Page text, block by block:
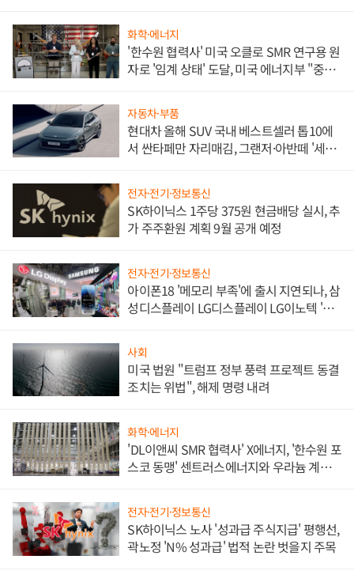
화학·에너지
'한수원 협력사' 미국 오클로 SMR 연구용 원
자로 '임계 상태' 도달, 미국 에너지부 "중요
자동차·부품
현대차 올해 SUV 국내 베스트셀러 톱10에
서 싼타페만 자리매김, 그랜저·아반떼 '세단
전자·전기·정보통신
SK하이닉스 1주당 375원 현금배당 실시, 추
가 주주환원 계획 9월 공개 예정
전자·전기·정보통신
아이폰18 '메모리 부족'에 출시 지연되나, 삼
성디스플레이 LG디스플레이 LG이노텍 '탈
사회
미국 법원 "트럼프 정부 풍력 프로젝트 동결
조치는 위법", 해제 명령 내려
화학·에너지
'DL이앤씨 SMR 협력사' X에너지, '한수원 포
스코 동맹' 센트러스에너지와 우라늄 계약
전자·전기·정보통신
SK하이닉스 노사 '성과급 주식지급' 평행선,
곽노정 'N% 성과급' 법적 논란 벗을지 주목